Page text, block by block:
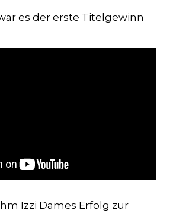
es der erste Titelgewinn
Izzi Dames Erfolg zur